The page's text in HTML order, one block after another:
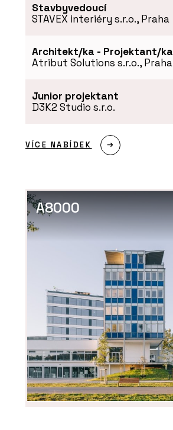
Stavbyvedoucí
STAVEX interiéry s.r.o., Praha
Architekt/ka - Projektant/ka
Atribut Solutions s.r.o., Praha
Junior projektant
D3K2 Studio s.r.o.
VÍCE NABÍDEK
A8000